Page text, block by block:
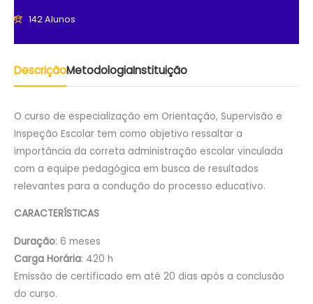
142 Alunos
DescriçãoMetodologiaInstituição
O curso de especialização em Orientação, Supervisão e
Inspeção Escolar tem como objetivo ressaltar a
importância da correta administração escolar vinculada
com a equipe pedagógica em busca de resultados
relevantes para a condução do processo educativo.
CARACTERÍSTICAS
Duração: 6 meses
Carga Horária: 420 h
Emissão de certificado em até 20 dias após a conclusão
do curso.